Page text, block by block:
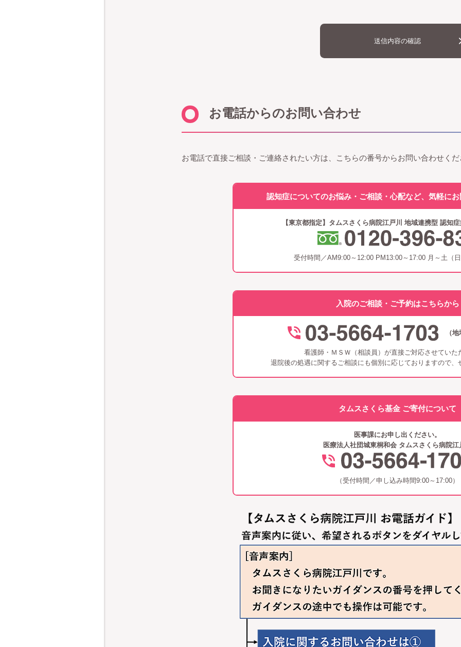
送信内容の確認
お電話からのお問い合わせ
お電話で直接ご相談・ご連絡されたい方は、こちらの番号からお問い合わせく
認知症についてのお悩み・ご相談・心配など、気軽に
【東京都指定】タムスさくら病院江戸川 地域連携型 認知
受付時間／AM9:00～12:00 PM13:00～17:00 月～土（
入院のご相談・ご予約はこちらから
（
看護師・ＭＳＷ（相談員）が直接ご対応させていた
退院後の処遇に関するご相談にも個別に応じておりますので、
タムスさくら基金 ご寄付について
医事課にお申し出ください。
医療法人社団城東桐和会 タムスさくら病院江
（受付時間／申し込み時間9:00～17:00）